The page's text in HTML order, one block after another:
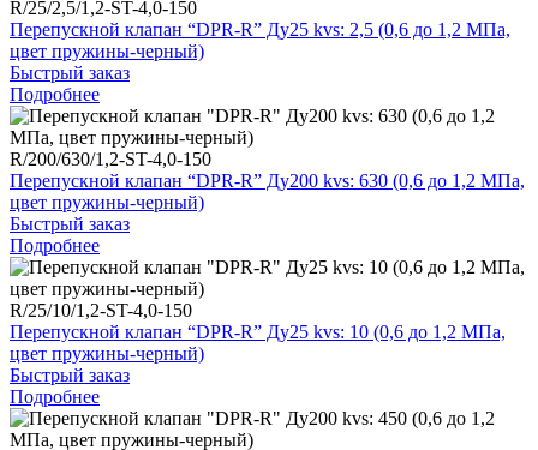
R/25/2,5/1,2-ST-4,0-150
Перепускной клапан “DPR-R” Ду25 kvs: 2,5 (0,6 до 1,2 МПа,
цвет пружины-черный)
Быстрый заказ
Подробнее
R/200/630/1,2-ST-4,0-150
Перепускной клапан “DPR-R” Ду200 kvs: 630 (0,6 до 1,2 МПа,
цвет пружины-черный)
Быстрый заказ
Подробнее
R/25/10/1,2-ST-4,0-150
Перепускной клапан “DPR-R” Ду25 kvs: 10 (0,6 до 1,2 МПа,
цвет пружины-черный)
Быстрый заказ
Подробнее